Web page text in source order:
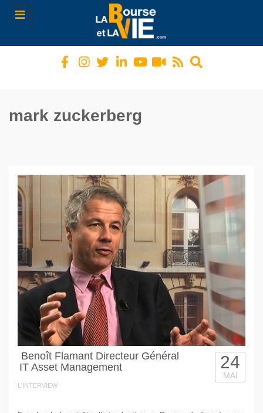
Toggle
navigation
mark zuckerberg
Benoît Flamant Directeur Général
IT Asset Management
L'INTERVIEW
24
MAI